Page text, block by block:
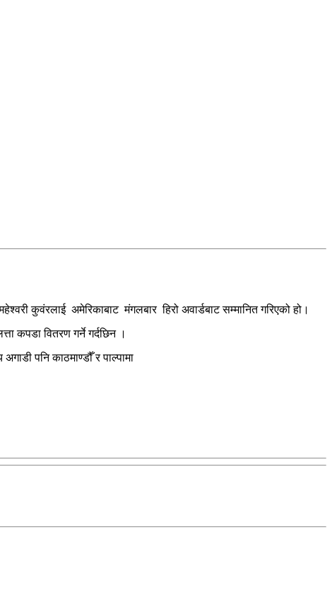
कुवंरलाई अमेरिकाबाट मंगलबार हिरो अवार्डबाट सम्मानित गरिएको हो।
कपडा वितरण गर्ने गर्दछिन ।
पनि काठमाण्डौँ र पाल्पामा